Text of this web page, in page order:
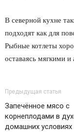
В северной кухне
подходят как для
Рыбные котлеты
оставаясь мягкими
Предыдущая статья
Запечённое мясо с
корнеплодами в
домашних условиях